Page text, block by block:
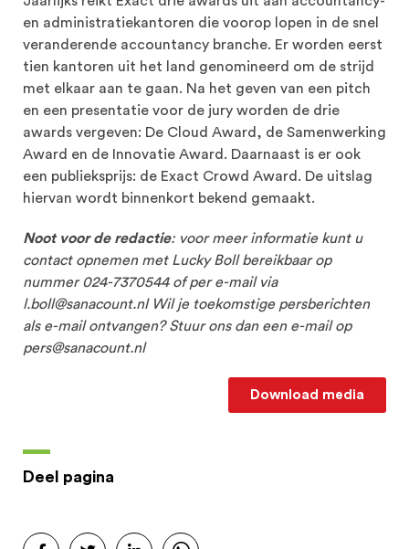
en administratiekantoren die voorop lopen in de snel
veranderende accountancy branche. Er worden eerst
tien kantoren uit het land genomineerd om de strijd
met elkaar aan te gaan. Na het geven van een pitch
en een presentatie voor de jury worden de drie
awards vergeven: De Cloud Award, de Samenwerking
Award en de Innovatie Award. Daarnaast is er ook
een publieksprijs: de Exact Crowd Award. De uitslag
hiervan wordt binnenkort bekend gemaakt.
Noot voor de redactie: voor meer informatie kunt u
contact opnemen met Lucky Boll bereikbaar op
nummer 024-7370544 of per e-mail via
l.boll@sanacount.nl Wil je toekomstige persberichten
als e-mail ontvangen? Stuur ons dan een e-mail op
pers@sanacount.nl
Download media
Deel pagina